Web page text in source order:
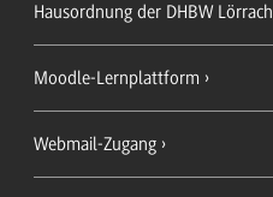
Hausordnung der DHBW Lörrach
Moodle-Lernplattform
Webmail-Zugang